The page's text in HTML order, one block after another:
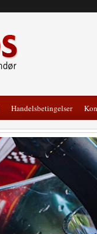
Handelsbetingelser